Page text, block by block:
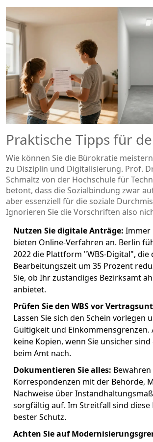
Praktische Tipps für
Wie können Sie die Bürokratie
zu Disziplin und Digitalisierung. Prof.
Schmaltz von der Hochschule für
betont, dass die Sozialbindung zwar
aber essenziell für die soziale
Ignorieren Sie die Vorschriften also
Nutzen Sie digitale Anträge: Immer
bieten Online-Verfahren an. Berlin
2022 die Plattform "WBS-Digital", die
Bearbeitungszeit um 35 Prozent
Sie, ob Ihr zuständiges Bezirksamt
anbietet.
Prüfen Sie den WBS vor
Lassen Sie sich den Schein vorlegen
Gültigkeit und Einkommensgrenzen.
keine Kopien, wenn Sie unsicher sind
beim Amt nach.
Dokumentieren Sie alles: Bewahren
Korrespondenzen mit der Behörde,
Nachweise über
sorgfältig auf. Im Streitfall sind
bester Schutz.
Achten Sie auf